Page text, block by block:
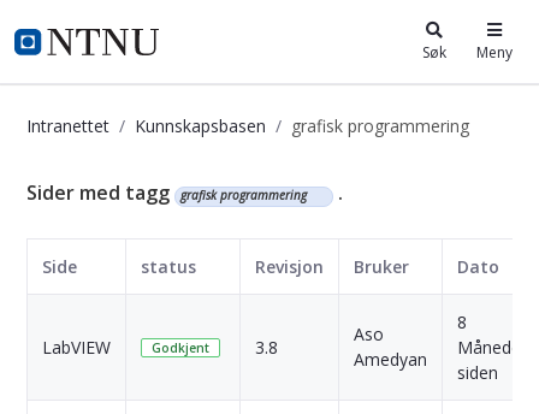
i.ntnu.no Søk Meny
Intranettet Kunnskapsbasen grafisk programmering
Kunnskapsbasen
Sider med tagg grafisk programmering .
Side status Revisjon Bruker Dato
LabVIEW Godkjent 3.8
Aso
Amedyan
8
Måneder
siden